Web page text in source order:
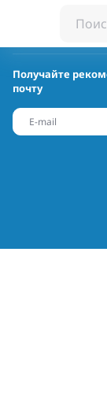
Получайте
почту